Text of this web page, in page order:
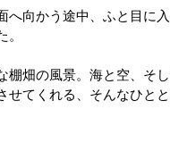
電気代削減 長
ゴルフ大好き ゴ
へ向かう途中、ふと目に
棚畑の風景。海と空、そ
せてくれる、そんなひと